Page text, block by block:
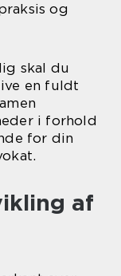
og
skal du
en fuldt
i forhold
for din
af